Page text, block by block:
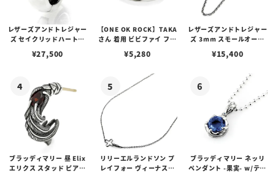
レザーズアンドトレジャー
ズ セイクリッドハートピ
¥27,500
【ONE OK ROCK】TAKA
さん 着用 ビビファイ フー
¥5,280
レザーズアンドトレジャー
ズ 3mm スモールオーバ
ブスタークラスプ＆LTロ
¥15,400
ブラッディマリー 昼 Elix
エリクス スタッド ピアス
リリーエルランドソン プ
レイフォー ヴィーナスチ
ブラッディマリー ネッリ
ペンダント -果実- w/ティ